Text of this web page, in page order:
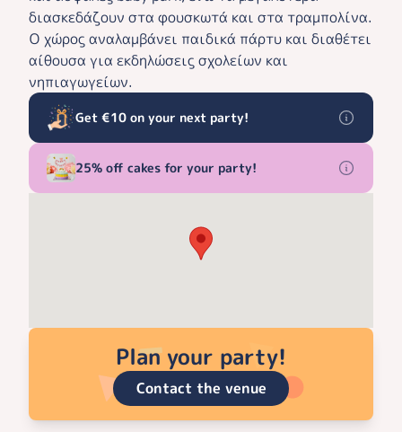
διασκεδάζουν στα φουσκωτά και στα τραμπολίνα.
Ο χώρος αναλαμβάνει παιδικά πάρτυ και διαθέτει
αίθουσα για εκδηλώσεις σχολείων και
νηπιαγωγείων.
Get €10 on your next party!
25% off cakes for your party!
Plan your party!
Contact the venue